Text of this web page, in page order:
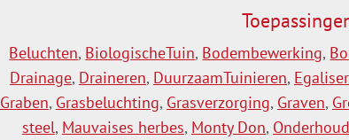
Beluchten, BiologischeTuin, Bodembewerking,
Drainage, Draineren, DuurzaamTuinieren,
Graben, Grasbeluchting, Grasverzorging, Graven,
steel, Mauvaises herbes, Monty Don, Onderhoud